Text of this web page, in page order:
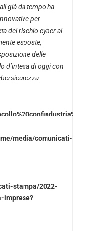
già da tempo ha
per
del rischio cyber al
esposte,
delle
d’intesa di oggi con
media/comunicati-
stampa/2022-
imprese?